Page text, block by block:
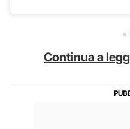
Continua a